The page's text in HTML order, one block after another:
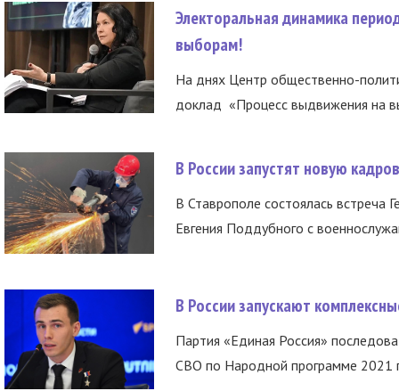
Электоральная динамика
выборам!
На днях Центр общественно-
доклад «Процесс выдвижения на
В России запустят новую
В Ставрополе состоялась встреча
Евгения Поддубного с
В России запускают
Партия «Единая Россия»
СВО по Народной программе 2021